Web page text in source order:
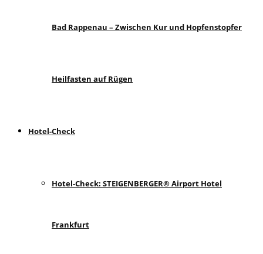
Bad Rappenau – Zwischen Kur und Hopfenstopfer
Heilfasten auf Rügen
Hotel-Check
Hotel-Check: STEIGENBERGER® Airport Hotel
Frankfurt